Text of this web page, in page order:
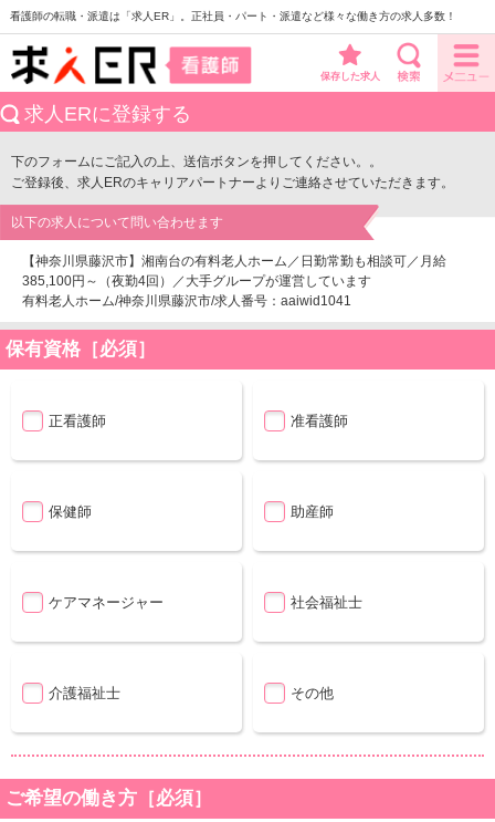
看護師の転職・派遣は「求人ER」。正社員・パート・派遣など様々な働き方の求人多数！
保存した求人
求人ERに登録する
下のフォームにご記入の上、送信ボタンを押してください。。
ご登録後、求人ERのキャリアパートナーよりご連絡させていただきます。
以下の求人について問い合わせます
【神奈川県藤沢市】湘南台の有料老人ホーム／日勤常勤も相談可／月給
385,100円～（夜勤4回）／大手グループが運営しています
有料老人ホーム/神奈川県藤沢市/求人番号：aaiwid1041
保有資格［必須］
正看護師 准看護師
保健師 助産師
ケアマネージャー 社会福祉士
介護福祉士 その他
ご希望の働き方［必須］